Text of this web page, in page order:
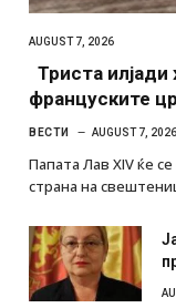
AUGUST 7, 2026
Триста
француските
ВЕСТИ AUGUST 7, 2026
Папата Лав XIV ќе
страна на